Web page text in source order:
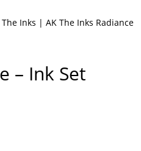
Inks | AK The Inks Radiance
– Ink Set